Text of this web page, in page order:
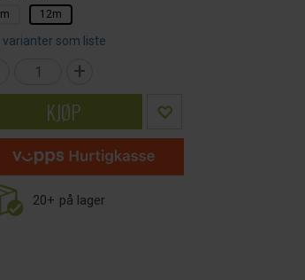
12m
varianter som liste
+
KJØP
20+ på lager